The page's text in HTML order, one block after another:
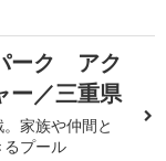
ーク アク
ー／三重県
家族や仲間と
るプール